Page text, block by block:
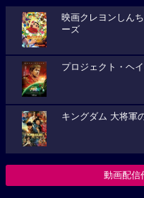
映画クレヨンしん
ーズ
プロジェクト・ヘ
キングダム 大将軍
動画配信